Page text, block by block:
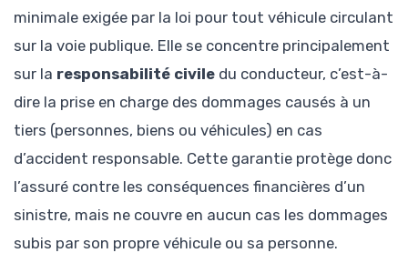
minimale exigée par la loi pour tout véhicule circulant
sur la voie publique. Elle se concentre principalement
sur la responsabilité civile du conducteur, c’est-à-
dire la prise en charge des dommages causés à un
tiers (personnes, biens ou véhicules) en cas
d’accident responsable. Cette garantie protège donc
l’assuré contre les conséquences financières d’un
sinistre, mais ne couvre en aucun cas les dommages
subis par son propre véhicule ou sa personne.